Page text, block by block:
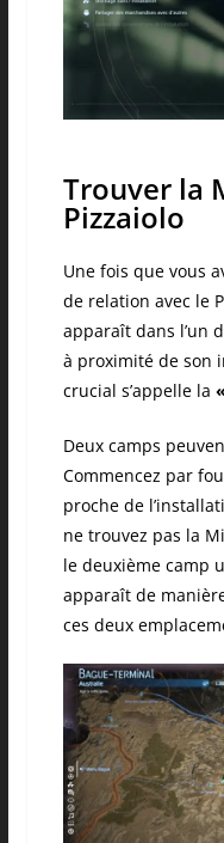
Trouver la
Pizzaiolo
Une fois que vous
de relation avec le
apparaît dans l’un
à proximité de son
crucial s’appelle la
Deux camps
Commencez par
proche de
ne trouvez pas la
le deuxième camp
apparaît de
ces deux